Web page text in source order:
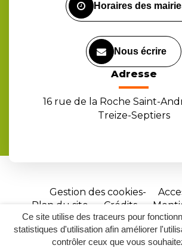
Ce site utilise des traceurs pour
statistiques d'utilisation afin améliorer
contrôler ceux que vous
Horaires des
Nous écrire
Adresse
16 rue de la Roche Saint-
Treize-Septiers
Gestion des cookies
Plan du site
Crédits
Site
réalisé